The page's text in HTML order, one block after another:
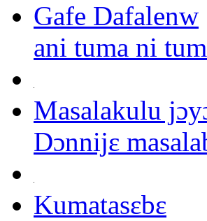
Gafe Dafalenw
ani tuma ni
Masalakulu
Dɔnnijɛ
Kumatasɛbɛ